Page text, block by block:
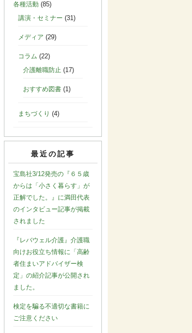
各種活動 (85)
講演・セミナー (31)
メディア (29)
コラム (22)
介護離職防止 (17)
おすすめ図書 (1)
まちづくり (4)
最近の記事
宝島社3/12発売の『６５歳
からは「小さく暮らす」が
正解でした。』に満田代表
のインタビュー記事が掲載
されました
『レバウェル介護』介護職
向けお役立ち情報に「高齢
者住まいアドバイザー検
定」の紹介記事が公開され
ました。
検定を騙る不適切な書籍に
ご注意ください